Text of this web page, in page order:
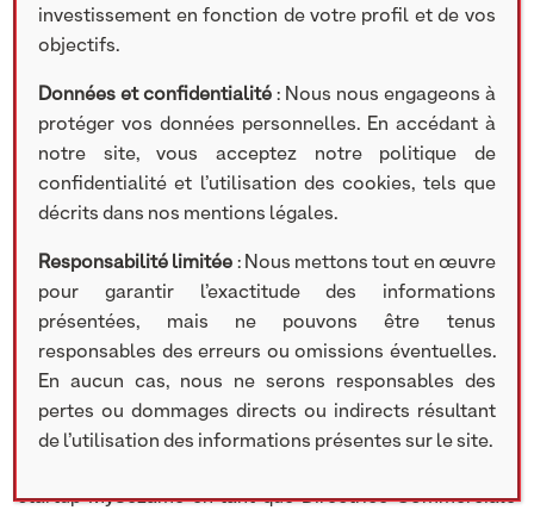
BIOGRAPHIE
Laëtitia Challan Belval
CHIEF IMPACT OFFICER & OPERATING PARTNER
Laëtitia Challan Belval a rejoint l’équipe d’investissement
de NextStage AM en septembre 2022. Diplômée de
l’ESSEC, Laëtitia Challan Belval, a débuté sa carrière en
finance en Transaction Services au sein des cabinets de
startup MySezame en tant que Directrice Commerciale
investissement en fonction de votre profil et de vos
objectifs.
Données et confidentialité : Nous nous engageons à
protéger vos données personnelles. En accédant à
notre site, vous acceptez notre politique de
confidentialité et l’utilisation des cookies, tels que
décrits dans nos mentions légales.
Responsabilité limitée : Nous mettons tout en œuvre
pour garantir l’exactitude des informations
présentées, mais ne pouvons être tenus
responsables des erreurs ou omissions éventuelles.
En aucun cas, nous ne serons responsables des
pertes ou dommages directs ou indirects résultant
de l’utilisation des informations présentes sur le site.